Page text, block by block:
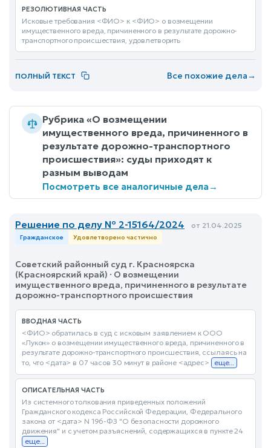
РЕЗОЛЮТИВНАЯ ЧАСТЬ
Исковые требования <ФИО> к <ФИО> о возмещении
имущественного вреда, причиненного в результате дорожно-
транспортного происшествия, удовлетворить
ПОЛНЫЙ ТЕКСТ Все похожие дела→
Рубрика «О возмещении
имущественного вреда, причиненного в
результате дорожно-транспортного
происшествия»: суды приходят к
разным выводам
Посмотреть все аналогичные дела→
Решение по делу № 2-15164/2024 от 21.04.2025
Гражданское Удовлетворено частично
Советский районный суд г. Красноярска
(Красноярский край) · О возмещении
имущественного вреда, причиненного в результате
дорожно-транспортного происшествия
ВВОДНАЯ ЧАСТЬ
<ФИО> обратилась в суд с исковым заявлением к ООО
«Лукон» о возмещении имущественного вреда, причиненного в
результате дорожно-транспортного происшествия, ссылаясь на
то, что <дата> в 07 часов 30 минут в районе <адрес>
еще...
ОПИСАТЕЛЬНАЯ ЧАСТЬ
Из системного толкования приведенных положений
Гражданского кодекса Российской Федерации, Федерального
закона от <дата> N 196-ФЗ "О безопасности дорожного
движения" и с учетом разъяснений, содержащихся в пункте 24
еще...